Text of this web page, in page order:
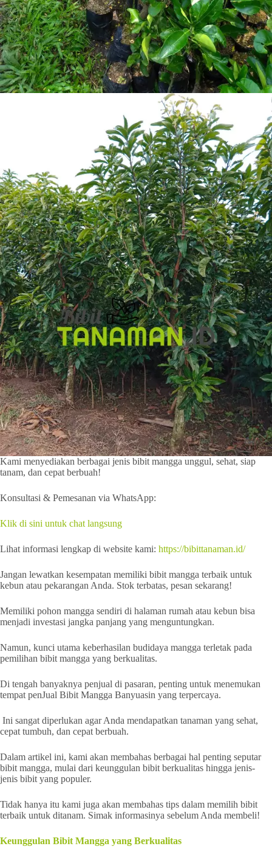
Kami menyediakan berbagai jenis bibit mangga unggul, sehat, siap
tanam, dan cepat berbuah!
Konsultasi & Pemesanan via WhatsApp:
Klik di sini untuk chat langsung
Lihat informasi lengkap di website kami: https://bibittanaman.id/
Jangan lewatkan kesempatan memiliki bibit mangga terbaik untuk
kebun atau pekarangan Anda. Stok terbatas, pesan sekarang!
Memiliki pohon mangga sendiri di halaman rumah atau kebun bisa
menjadi investasi jangka panjang yang menguntungkan.
Namun, kunci utama keberhasilan budidaya mangga terletak pada
pemilihan bibit mangga yang berkualitas.
Di tengah banyaknya penjual di pasaran, penting untuk menemukan
tempat penJual Bibit Mangga Banyuasin yang terpercaya.
Ini sangat diperlukan agar Anda mendapatkan tanaman yang sehat,
cepat tumbuh, dan cepat berbuah.
Dalam artikel ini, kami akan membahas berbagai hal penting seputar
bibit mangga, mulai dari keunggulan bibit berkualitas hingga jenis-
jenis bibit yang populer.
Tidak hanya itu kami juga akan membahas tips dalam memilih bibit
terbaik untuk ditanam. Simak informasinya sebelum Anda membeli!
Keunggulan Bibit Mangga yang Berkualitas